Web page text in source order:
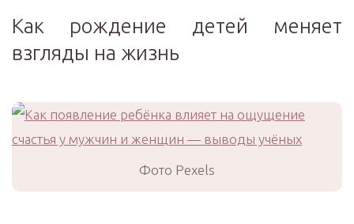
Как рождение детей меняет
взгляды на жизнь
Фото Pexels